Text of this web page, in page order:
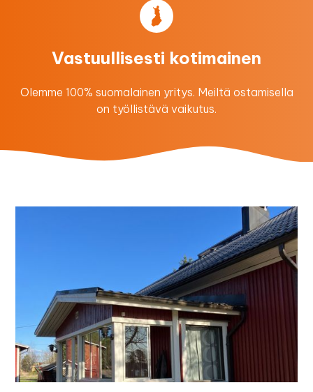
Vastuullisesti kotimainen
Olemme 100% suomalainen yritys. Meiltä ostamisella
on työllistävä vaikutus.